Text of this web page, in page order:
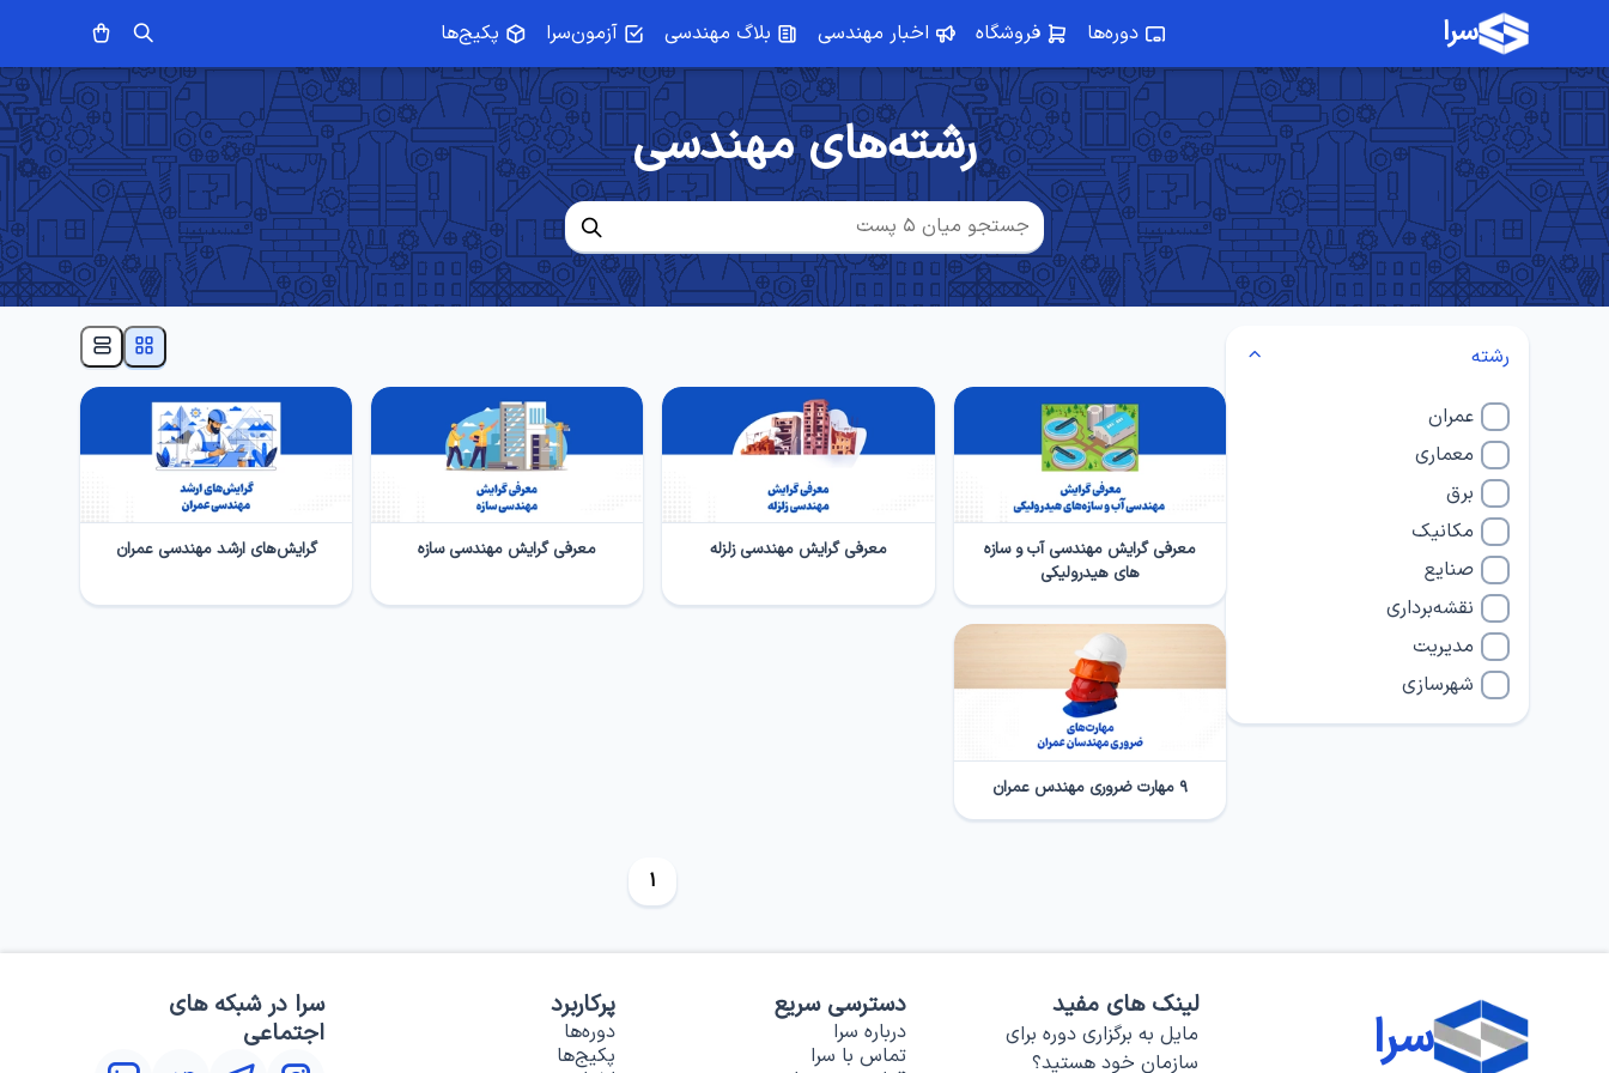
سرا دوره‌ها فروشگاه اخبار مهندسی بلاگ مهندسی آزمون‌سرا پکیج‌ها
رشته‌های مهندسی
رشته
عمران
معماری
برق
مکانیک
صنایع
نقشه‌برداری
مدیریت
شهرسازی
معرفی گرایش مهندسی آب و سازه­‌
های هیدرولیکی
معرفی گرایش مهندسی زلزله معرفی گرایش مهندسی سازه گرایش­‌های ارشد مهندسی عمران
۹ مهارت ضروری مهندس عمران
1
سرا لینک های مفید
مایل به برگزاری دوره برای
سازمان خود هستید؟
دسترسی سریع
درباره سرا
تماس با سرا
پرکاربرد
دوره‌ها
پکیج‌ها
سرا در شبکه های
اجتماعی